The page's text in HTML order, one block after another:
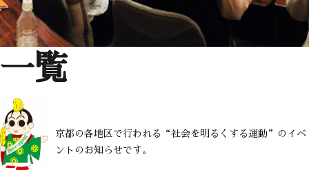
一覧
京都の各地区で行われる“社会を明るくする運動”のイベ
ントのお知らせです。